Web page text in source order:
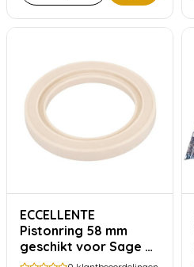
ECCELLENTE
Pistonring 58 mm
geschikt voor Sage en
Breville